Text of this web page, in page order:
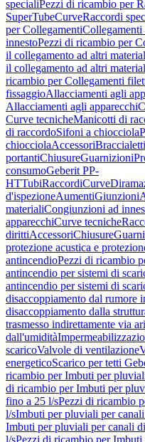
specialiPezzi di ricambio per
SuperTubeCurveRaccordi
per CollegamentiCollegamenti
innestoPezzi di ricambio per
il collegamento ad altri
il collegamento ad altri
ricambio per Collegamenti
fissaggioAllacciamenti agli
Allacciamenti agli apparecchi
Curve tecnicheManicotti di
di raccordoSifoni a chiocciola
chiocciolaAccessoriBraccialetti
portantiChiusureGuarnizioni
consumoGeberit PP-
HTTubiRaccordiCurve
d'ispezioneAumentiGiunzioni
materialiCongiunzioni ad
apparecchiCurve tecniche
dirittiAccessoriChiusure
protezione acustica e
antincendioPezzi di ricambio
antincendio per sistemi di
antincendio per sistemi di
disaccoppiamento dal rumore
disaccoppiamento dalla
trasmesso indirettamente via
dall'umidità
scaricoValvole di ventilazione
energeticoScarico per tetti
ricambio per Imbuti per
di ricambio per Imbuti per
fino a 25 l/sPezzi di ricambio
l/sImbuti per pluviali per
Imbuti per pluviali per canali
l/sPezzi di ricambio per